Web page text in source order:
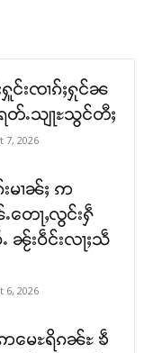
င်းၸၢၵ်ႈႁုင်ၼ
တ်ႉသျႃႊသွင်တီႈ
7, 2026
မၢၼ်ႈ ဢ
ေႃႇလွင်းႁဵ
ၼႂ်းဝဵင်းလႃႈသဵ
6, 2026
မေႊရိၵၼ်ႊ ၶဵ